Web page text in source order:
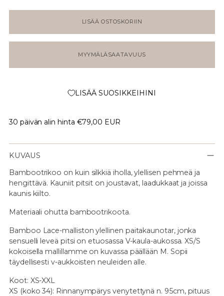
LISÄÄ OSTOSKORIIN
MYYMÄLÄSAATAVUUS
LISÄÄ SUOSIKKEIHINI
30 päivän alin hinta €79,00 EUR
KUVAUS
Bambootrikoo on kuin silkkiä iholla, ylellisen pehmeä ja
hengittävä. Kauniit pitsit on joustavat, laadukkaat ja joissa
kaunis kiilto.
Materiaali ohutta bambootrikoota.
Bamboo Lace-malliston ylellinen paitakaunotar, jonka
sensuelli leveä pitsi on etuosassa V-kaula-aukossa. XS/S
kokoisella mallillamme on kuvassa päällään M. Sopii
täydellisesti v-aukkoisten neuleiden alle.
Koot: XS-XXL
XS (koko 34): Rinnanympärys venytettynä n. 95cm, pituus